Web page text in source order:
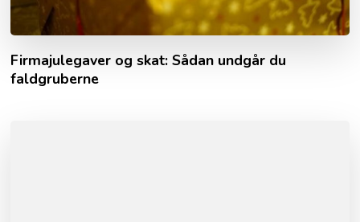
Firmajulegaver og skat: Sådan undgår du
faldgruberne